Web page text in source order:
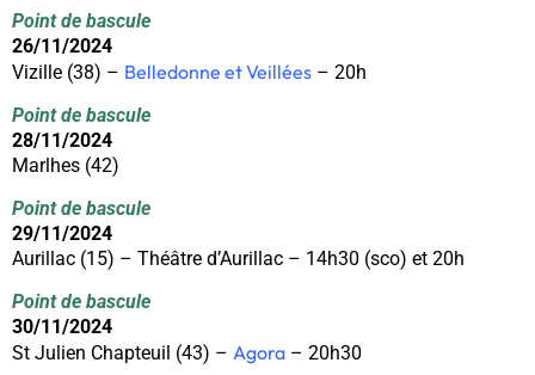
Point de bascule
26/11/2024
Vizille (38) – Belledonne et Veillées – 20h
Point de bascule
28/11/2024
Marlhes (42)
Point de bascule
29/11/2024
Aurillac (15) – Théâtre d’Aurillac – 14h30 (sco) et 20h
Point de bascule
30/11/2024
St Julien Chapteuil (43) – Agora – 20h30